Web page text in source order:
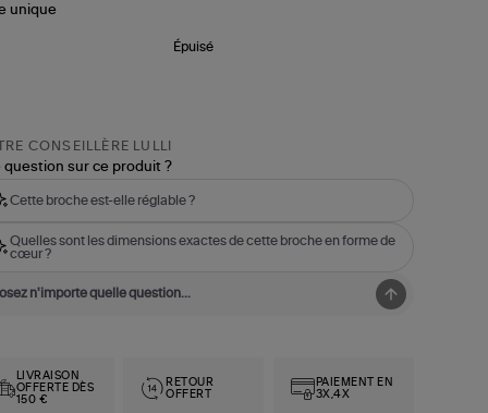
unique
Épuisé
CONSEILLÈRE LULLI
question sur ce produit ?
Cette broche est-elle réglable ?
Quelles sont les dimensions exactes de cette broche en forme de
cœur ?
LIVRAISON
OFFERTE DÈS
150 €
RETOUR
OFFERT
PAIEMENT EN
3X,4X